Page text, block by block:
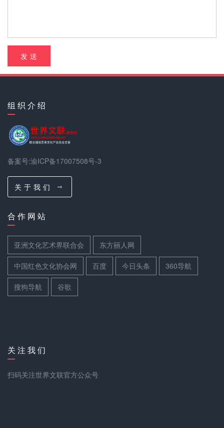
发 送
组 织 介 绍
备案号:渝ICP备17007508号-3
关 于 我 们
合 作 网 站
亚洲文化艺术界联合会 东方丽人网
中国红色文化协会网 百度 今日头条 360导航
搜狗导航 谷歌
关 注 我 们
扫码关注世界文联官方公众号